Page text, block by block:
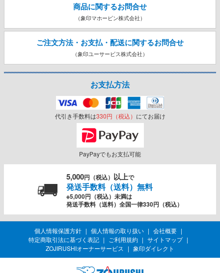
商品に関するお問合せ
（象印マホービン株式会社）
ご注文方法・お支払・配送に関するお問合せ
（象印ユーサービス株式会社）
お支払方法
代引き手数料は330円（税込） にてお届け
PayPayでもお支払可能
5,000円（税込） 以上で
発送手数料（送料）無料
※5,000円（税込）未満は
発送手数料（送料）全国一律330円（税込）
個人情報保護方針 個人情報の取り扱い
会社概要
特定商取引法に基づく表記
ご利用規約
サイトマップ
ZOJIRUSHIオーナーサービス
象印ダイレクト